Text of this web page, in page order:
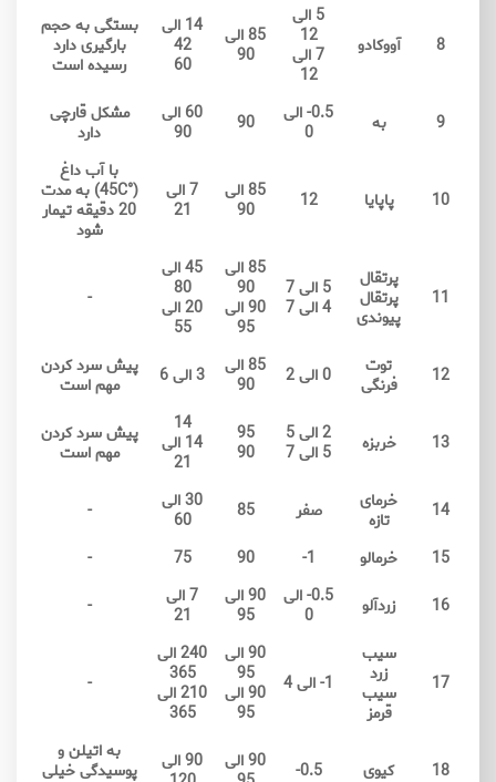
8 آووکادو
5 الی
12
7 الی
12
85 الی
90
14 الی
42
60
بستگی به حجم
بارگیری دارد
رسیده است
9 به 0.5- الی
0
90 60 الی
90
مشکل قارچی
دارد
10 پاپایا 12 85 الی
90
7 الی
21
با آب داغ
(°45C) به مدت
20 دقیقه تیمار
شود
11
پرتقال
پرتقال
پیوندی
5 الی 7
4 الی 7
85 الی
90
90 الی
95
45 الی
80
20 الی
55
-
12 توت
فرنگی 0 الی 2 85 الی
90 3 الی 6 پیش سرد کردن
مهم است
13 خربزه 2 الی 5
5 الی 7
95
90
14
14 الی
21
پیش سرد کردن
مهم است
14 خرمای
تازه صفر 85 30 الی
60
-
15
خرمالو 1-
90
75
-
16
زردآلو 0.5- الی
0
90 الی
95
7 الی
21
-
17
سیب
زرد
سیب
قرمز
1- الی 4
90 الی
95
90 الی
95
240 الی
365
210 الی
365
-
18 کیوی 0.5- 90 الی 90 الی به اتیلن و
پوسیدگی خیلی